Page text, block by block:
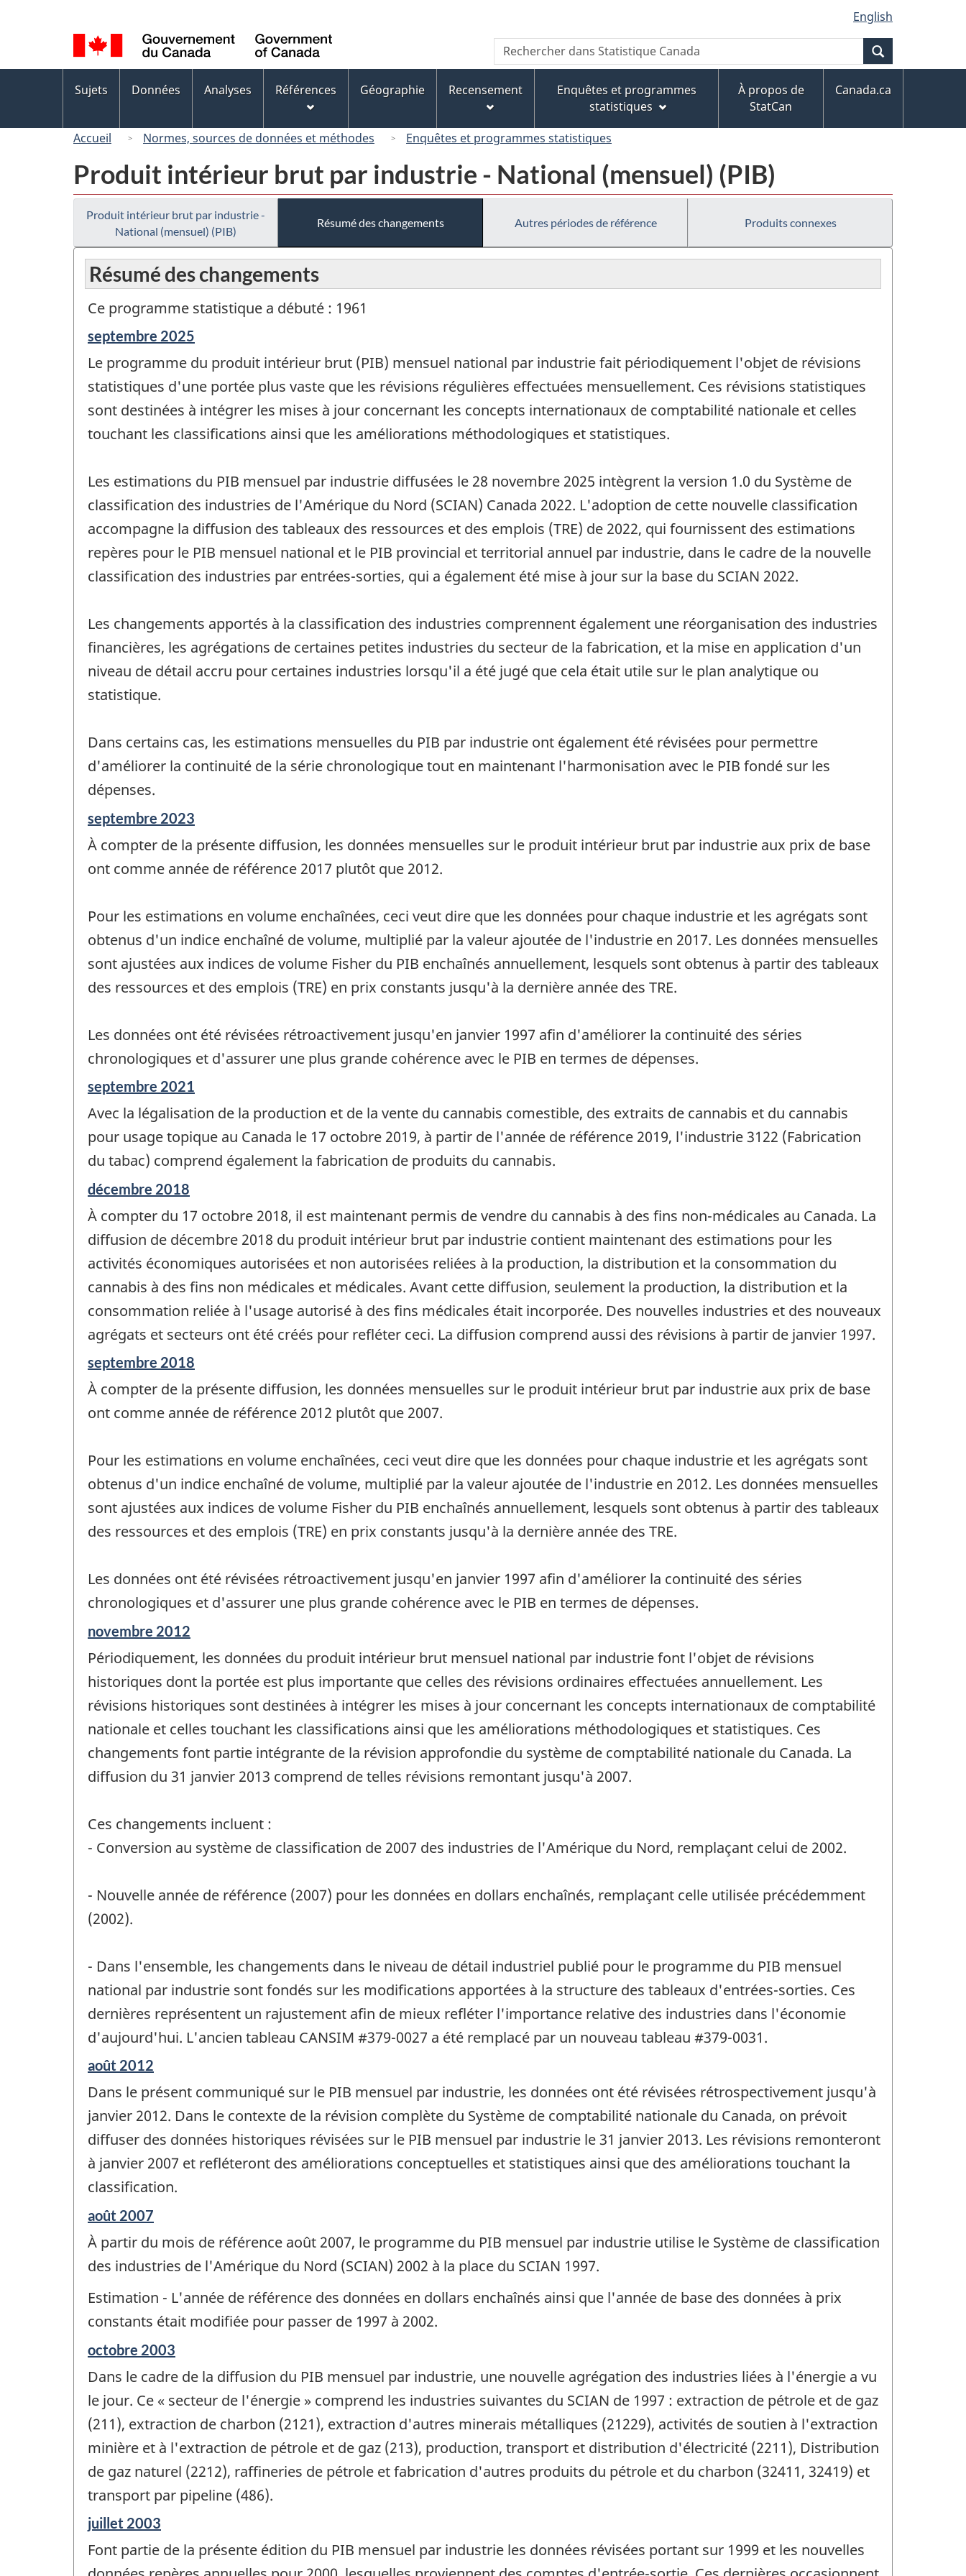
au
contenu
principal
« À
propos
de
ce
version
HTML
simplifiée
de
la
langue
English
Canada
Recherche
Rechercher
dans
Canada
des
Sujets Données Analyses Références Géographie Recensement
Enquêtes et programmes
statistiques
À propos de
StatCan
Canada.ca
Accueil Normes, sources de données et méthodes Enquêtes et programmes statistiques
Produit intérieur brut par industrie - National (mensuel) (PIB)
Produit intérieur brut par industrie -
National (mensuel) (PIB)
Résumé des changements Autres périodes de référence Produits connexes
Résumé des changements
Ce programme statistique a débuté : 1961
Période
référence
de
changement
-
septembre 2025
Le programme du produit intérieur brut (PIB) mensuel national par industrie fait périodiquement l'objet de révisions
statistiques d'une portée plus vaste que les révisions régulières effectuées mensuellement. Ces révisions statistiques
sont destinées à intégrer les mises à jour concernant les concepts internationaux de comptabilité nationale et celles
touchant les classifications ainsi que les améliorations méthodologiques et statistiques.
Les estimations du PIB mensuel par industrie diffusées le 28 novembre 2025 intègrent la version 1.0 du Système de
classification des industries de l'Amérique du Nord (SCIAN) Canada 2022. L'adoption de cette nouvelle classification
accompagne la diffusion des tableaux des ressources et des emplois (TRE) de 2022, qui fournissent des estimations
repères pour le PIB mensuel national et le PIB provincial et territorial annuel par industrie, dans le cadre de la nouvelle
classification des industries par entrées-sorties, qui a également été mise à jour sur la base du SCIAN 2022.
Les changements apportés à la classification des industries comprennent également une réorganisation des industries
financières, les agrégations de certaines petites industries du secteur de la fabrication, et la mise en application d'un
niveau de détail accru pour certaines industries lorsqu'il a été jugé que cela était utile sur le plan analytique ou
statistique.
Dans certains cas, les estimations mensuelles du PIB par industrie ont également été révisées pour permettre
d'améliorer la continuité de la série chronologique tout en maintenant l'harmonisation avec le PIB fondé sur les
dépenses.
Période
de
référence
de
septembre 2023
À compter de la présente diffusion, les données mensuelles sur le produit intérieur brut par industrie aux prix de base
ont comme année de référence 2017 plutôt que 2012.
Pour les estimations en volume enchaînées, ceci veut dire que les données pour chaque industrie et les agrégats sont
obtenus d'un indice enchaîné de volume, multiplié par la valeur ajoutée de l'industrie en 2017. Les données mensuelles
sont ajustées aux indices de volume Fisher du PIB enchaînés annuellement, lesquels sont obtenus à partir des tableaux
des ressources et des emplois (TRE) en prix constants jusqu'à la dernière année des TRE.
Les données ont été révisées rétroactivement jusqu'en janvier 1997 afin d'améliorer la continuité des séries
chronologiques et d'assurer une plus grande cohérence avec le PIB en termes de dépenses.
Période
référence
de
changement
-
septembre 2021
Avec la légalisation de la production et de la vente du cannabis comestible, des extraits de cannabis et du cannabis
pour usage topique au Canada le 17 octobre 2019, à partir de l'année de référence 2019, l'industrie 3122 (Fabrication
du tabac) comprend également la fabrication de produits du cannabis.
Période
de
référence
de
-
décembre 2018
À compter du 17 octobre 2018, il est maintenant permis de vendre du cannabis à des fins non-médicales au Canada. La
diffusion de décembre 2018 du produit intérieur brut par industrie contient maintenant des estimations pour les
activités économiques autorisées et non autorisées reliées à la production, la distribution et la consommation du
cannabis à des fins non médicales et médicales. Avant cette diffusion, seulement la production, la distribution et la
consommation reliée à l'usage autorisé à des fins médicales était incorporée. Des nouvelles industries et des nouveaux
agrégats et secteurs ont été créés pour refléter ceci. La diffusion comprend aussi des révisions à partir de janvier 1997.
Période
de
référence
de
septembre 2018
À compter de la présente diffusion, les données mensuelles sur le produit intérieur brut par industrie aux prix de base
ont comme année de référence 2012 plutôt que 2007.
Pour les estimations en volume enchaînées, ceci veut dire que les données pour chaque industrie et les agrégats sont
obtenus d'un indice enchaîné de volume, multiplié par la valeur ajoutée de l'industrie en 2012. Les données mensuelles
sont ajustées aux indices de volume Fisher du PIB enchaînés annuellement, lesquels sont obtenus à partir des tableaux
des ressources et des emplois (TRE) en prix constants jusqu'à la dernière année des TRE.
Les données ont été révisées rétroactivement jusqu'en janvier 1997 afin d'améliorer la continuité des séries
chronologiques et d'assurer une plus grande cohérence avec le PIB en termes de dépenses.
Période
référence
de
changement
-
novembre 2012
Périodiquement, les données du produit intérieur brut mensuel national par industrie font l'objet de révisions
historiques dont la portée est plus importante que celles des révisions ordinaires effectuées annuellement. Les
révisions historiques sont destinées à intégrer les mises à jour concernant les concepts internationaux de comptabilité
nationale et celles touchant les classifications ainsi que les améliorations méthodologiques et statistiques. Ces
changements font partie intégrante de la révision approfondie du système de comptabilité nationale du Canada. La
diffusion du 31 janvier 2013 comprend de telles révisions remontant jusqu'à 2007.
Ces changements incluent :
- Conversion au système de classification de 2007 des industries de l'Amérique du Nord, remplaçant celui de 2002.
- Nouvelle année de référence (2007) pour les données en dollars enchaînés, remplaçant celle utilisée précédemment
(2002).
- Dans l'ensemble, les changements dans le niveau de détail industriel publié pour le programme du PIB mensuel
national par industrie sont fondés sur les modifications apportées à la structure des tableaux d'entrées-sorties. Ces
dernières représentent un rajustement afin de mieux refléter l'importance relative des industries dans l'économie
d'aujourd'hui. L'ancien tableau CANSIM #379-0027 a été remplacé par un nouveau tableau #379-0031.
Période
référence
de
changement
-
août 2012
Dans le présent communiqué sur le PIB mensuel par industrie, les données ont été révisées rétrospectivement jusqu'à
janvier 2012. Dans le contexte de la révision complète du Système de comptabilité nationale du Canada, on prévoit
diffuser des données historiques révisées sur le PIB mensuel par industrie le 31 janvier 2013. Les révisions remonteront
à janvier 2007 et refléteront des améliorations conceptuelles et statistiques ainsi que des améliorations touchant la
classification.
Période
de
référence
de
-
août 2007
À partir du mois de référence août 2007, le programme du PIB mensuel par industrie utilise le Système de classification
des industries de l'Amérique du Nord (SCIAN) 2002 à la place du SCIAN 1997.
Estimation - L'année de référence des données en dollars enchaînés ainsi que l'année de base des données à prix
constants était modifiée pour passer de 1997 à 2002.
Période
référence
de
changement
-
octobre 2003
Dans le cadre de la diffusion du PIB mensuel par industrie, une nouvelle agrégation des industries liées à l'énergie a vu
le jour. Ce « secteur de l'énergie » comprend les industries suivantes du SCIAN de 1997 : extraction de pétrole et de gaz
(211), extraction de charbon (2121), extraction d'autres minerais métalliques (21229), activités de soutien à l'extraction
minière et à l'extraction de pétrole et de gaz (213), production, transport et distribution d'électricité (2211), Distribution
de gaz naturel (2212), raffineries de pétrole et fabrication d'autres produits du pétrole et du charbon (32411, 32419) et
transport par pipeline (486).
Période
référence
de
juillet 2003
Font partie de la présente édition du PIB mensuel par industrie les données révisées portant sur 1999 et les nouvelles